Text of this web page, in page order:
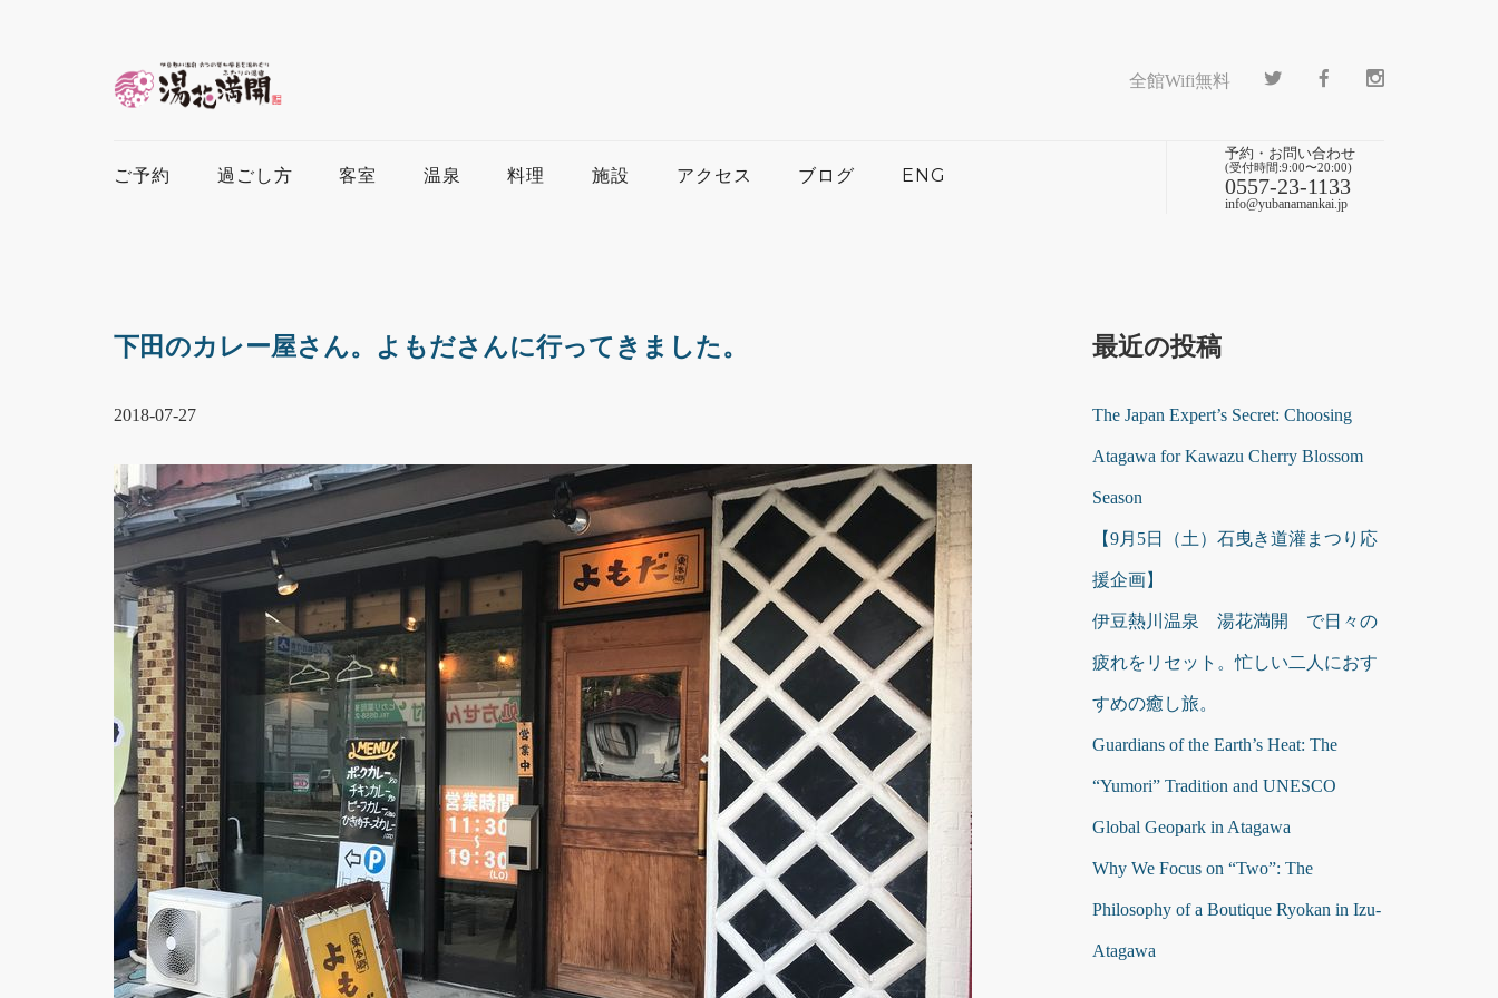
全館Wifi無料
ご予約 過ごし方 客室 温泉 料理 施設 アクセス ブログ ENG
予約・お問い合わせ
(受付時間:9:00〜20:00)
0557-23-1133
info@yubanamankai.jp
下田のカレー屋さん。よもださんに行ってきました。
2018-07-27
最近の投稿
The Japan Expert’s Secret: Choosing
Atagawa for Kawazu Cherry Blossom
Season
【9月5日（土）石曳き道灌まつり応
援企画】
伊豆熱川温泉 湯花満開 で日々の
疲れをリセット。忙しい二人におす
すめの癒し旅。
Guardians of the Earth’s Heat: The
“Yumori” Tradition and UNESCO
Global Geopark in Atagawa
Why We Focus on “Two”: The
Philosophy of a Boutique Ryokan in Izu-
Atagawa